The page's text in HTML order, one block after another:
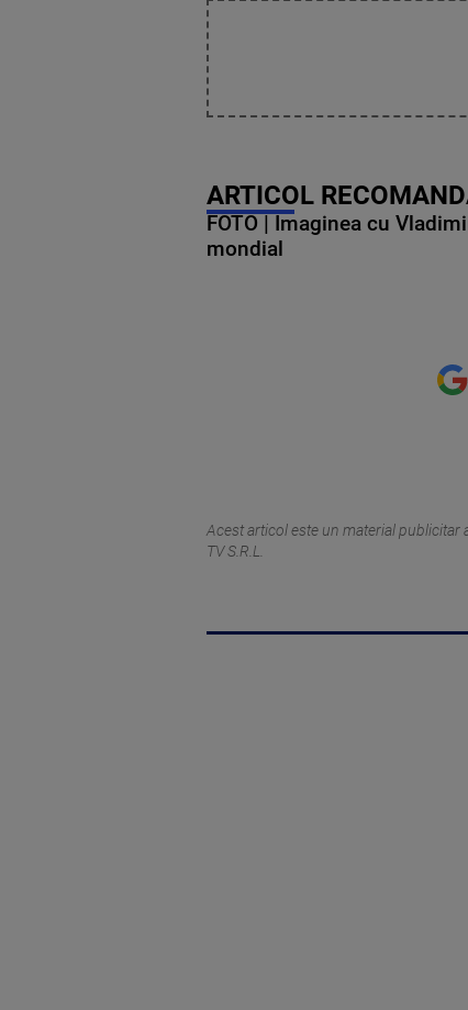
ARTICOL
FOTO | Imaginea cu
mondial
Acest articol este un material publicitar
TV S.R.L.